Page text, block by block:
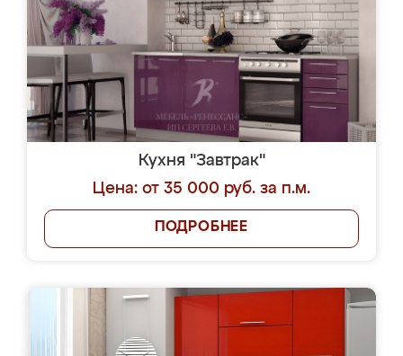
Кухня "Завтрак"
Цена: от 35 000 руб. за п.м.
ПОДРОБНЕЕ